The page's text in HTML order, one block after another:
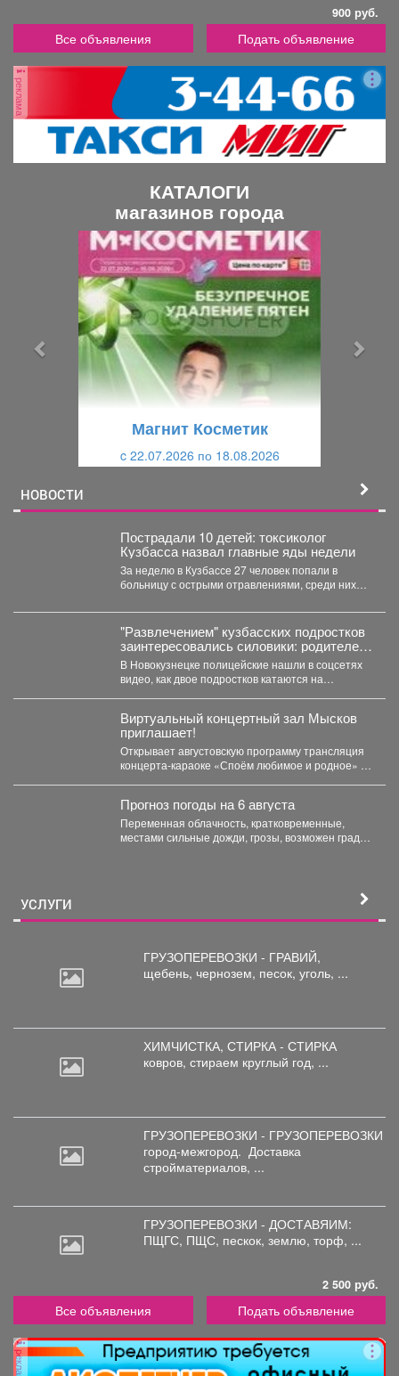
900 руб.
Все объявления Подать объявление
реклама
КАТАЛОГИ
магазинов города
Магнит Косметик
c 22.07.2026 по 18.08.2026
НОВОСТИ
Пострадали 10 детей: токсиколог
Кузбасса назвал главные яды недели
За неделю в Кузбассе 27 человек попали в
больницу с острыми отравлениями, среди них
"Развлечением" кузбасских подростков
заинтересовались силовики: родителей
вызвали в полицию
В Новокузнецке полицейские нашли в соцсетях
видео, как двое подростков катаются на
Виртуальный концертный зал Мысков
приглашает!
Открывает августовскую программу трансляция
концерта-караоке «Споём любимое и родное» -
Прогноз погоды на 6 августа
Переменная облачность, кратковременные,
местами сильные дожди, грозы, возможен град.
УСЛУГИ
ГРУЗОПЕРЕВОЗКИ - ГРАВИЙ,
щебень, чернозем, песок, уголь, ...
ХИМЧИСТКА, СТИРКА - СТИРКА
ковров, стираем круглый год, ...
ГРУЗОПЕРЕВОЗКИ - ГРУЗОПЕРЕВОЗКИ
город-межгород. Доставка
стройматериалов, ...
ГРУЗОПЕРЕВОЗКИ - ДОСТАВЯИМ:
ПЩГС, ПЩС, пескок, землю, торф, ...
2 500 руб.
Все объявления Подать объявление
реклама